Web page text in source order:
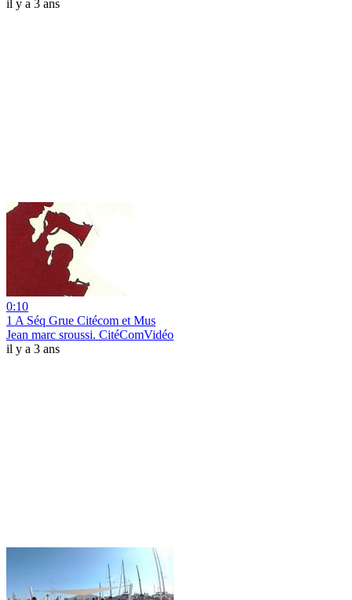
il y a 3 ans
0:10
1 A Séq Grue Citécom et Mus
Jean marc sroussi. CitéComVidéo
il y a 3 ans